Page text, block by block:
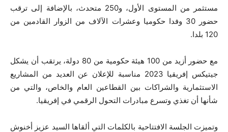
مستثمر من المستوى الأول، و250 متحدث، بالإضافة إلى ترقب
حضور 30 وفدا حكوميا وعشرات الآلاف من الزوار القادمين من
120 بلدا.
مع حضور أزيد من 100 هيئة حكومية من 80 دولة، يرتقب أن يشكل
جيتيكس إفريقيا 2023 مناسبة للإعلان عن العديد من المشاريع
الاستثمارية والشراكات بين القطاعين العام والخاص، والتي من
شأنها أن تغذي وتسرع مبادرات التحول الرقمي في إفريقيا.
وتميزت الجلسة الافتتاحية بالكلمات التي ألقاها السيد عزيز أخنوش